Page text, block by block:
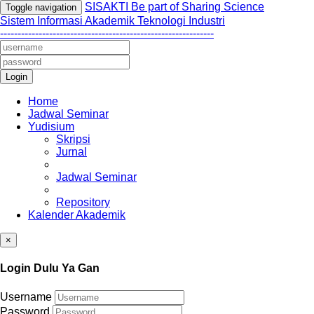
Toggle navigation
SISAKTI Be part of Sharing Science
Sistem Informasi Akademik Teknologi Industri
-------------------------------------------------------------
Login
Home
Jadwal Seminar
Yudisium
Skripsi
Jurnal
Jadwal Seminar
Repository
Kalender Akademik
×
Login Dulu Ya Gan
Username
Password